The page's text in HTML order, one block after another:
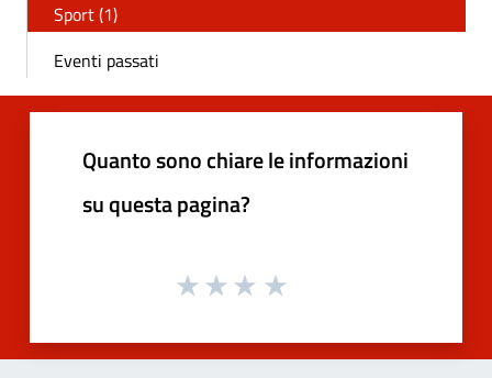
Sport (1)
Eventi passati
Quanto sono chiare le informazioni
su questa pagina?